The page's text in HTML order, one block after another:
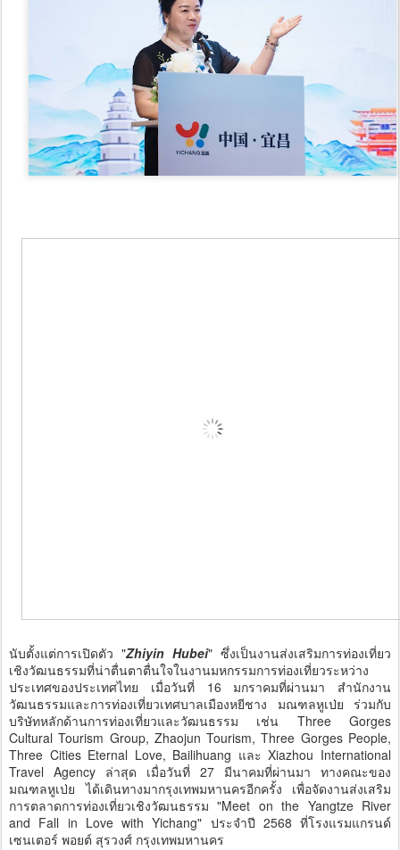
นับตั้งแต่การเปิดตัว "Zhiyin Hubei" ซึ่งเป็นงานส่งเสริมการท่องเที่ยว
เชิงวัฒนธรรมที่น่าตื่นตาตื่นใจในงานมหกรรมการท่องเที่ยวระหว่าง
ประเทศของประเทศไทย เมื่อวันที่ 16 มกราคมที่ผ่านมา สำนักงาน
วัฒนธรรมและการท่องเที่ยวเทศบาลเมืองหยีชาง มณฑลหูเป่ย ร่วมกับ
บริษัทหลักด้านการท่องเที่ยวและวัฒนธรรม เช่น Three Gorges
Cultural Tourism Group, Zhaojun Tourism, Three Gorges People,
Three Cities Eternal Love, Bailihuang และ Xiazhou International
Travel Agency ล่าสุด เมื่อวันที่ 27 มีนาคมที่ผ่านมา ทางคณะของ
มณฑลหูเป่ย ได้เดินทางมากรุงเทพมหานครอีกครั้ง เพื่อจัดงานส่งเสริม
การตลาดการท่องเที่ยวเชิงวัฒนธรรม "Meet on the Yangtze River
and Fall in Love with Yichang" ประจำปี 2568 ที่โรงแรมแกรนด์
เซนเตอร์ พอยต์ สุรวงศ์ กรุงเทพมหานคร